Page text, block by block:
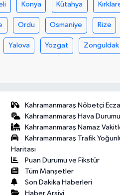
Konya Kütahya
Ordu Osmaniye Rize
Yalova Yozgat Zonguldak
Kahramanmaraş Nöbetçi
Kahramanmaraş Hava Durumu
Kahramanmaraş Namaz
Kahramanmaraş Trafik
Haritası
Puan Durumu ve Fikstür
Tüm Manşetler
Son Dakika Haberleri
Haber Arşivi